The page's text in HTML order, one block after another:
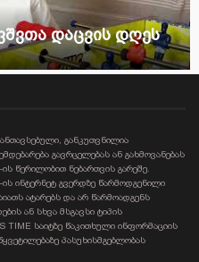
დაცვის დღეს
განკუთვნილია
გავრცელებას ან გახმოვანებას
წერილობით ნებართვის გარეშე.
ინტერნეტ გვერდზე წარმოდგენილი
ატარებს და არ წარმოადგენს
ან სხვა მსგავსი ტიპის
TIME საიტზე წაკითხული ინფორმაციის
პასუხისმგებლობას